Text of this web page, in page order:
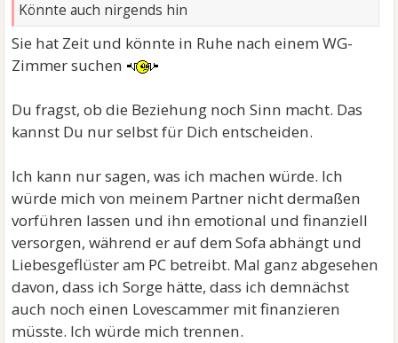
Könnte auch nirgends hin
Sie hat Zeit und könnte in Ruhe nach einem WG-
Zimmer suchen
Du fragst, ob die Beziehung noch Sinn macht. Das
kannst Du nur selbst für Dich entscheiden.
Ich kann nur sagen, was ich machen würde. Ich
würde mich von meinem Partner nicht dermaßen
vorführen lassen und ihn emotional und finanziell
versorgen, während er auf dem Sofa abhängt und
Liebesgeflüster am PC betreibt. Mal ganz abgesehen
davon, dass ich Sorge hätte, dass ich demnächst
auch noch einen Lovescammer mit finanzieren
müsste. Ich würde mich trennen.